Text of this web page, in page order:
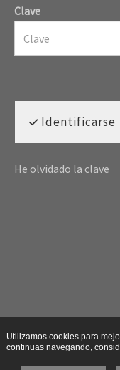
Clave
Identificarse
He olvidado la clave
Utilizamos cookies para
continuas navegando,